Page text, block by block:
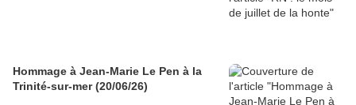
Hommage à Jean-Marie Le Pen à la
Trinité-sur-mer (20/06/26)